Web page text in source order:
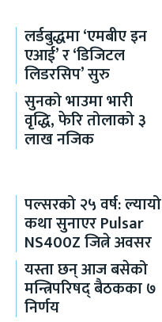
लर्डबुद्धमा ‘एमबीए इन
एआई’ र ‘डिजिटल
लिडरसिप’ सुरु
सुनको भाउमा भारी
वृद्धि, फेरि तोलाको ३
लाख नजिक
पल्सरको २५ वर्ष: ल्यायो
कथा सुनाएर Pulsar
NS400Z जित्ने अवसर
यस्ता छन् आज बसेको
मन्त्रिपरिषद् बैठकका ७
निर्णय